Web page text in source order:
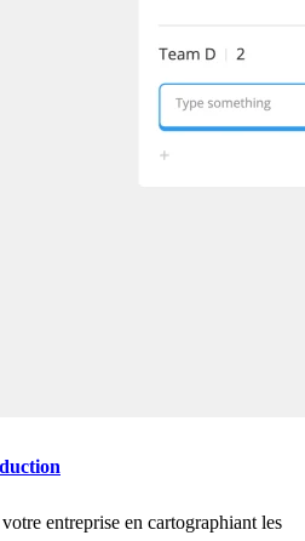
entreprise en cartographiant les